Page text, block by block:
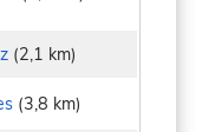
(2,1 km)
(3,8 km)